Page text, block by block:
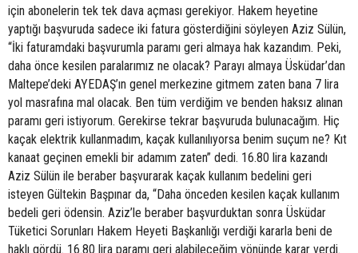
için abonelerin tek tek dava açması gerekiyor. Hakem heyetine
yaptığı başvuruda sadece iki fatura gösterdiğini söyleyen Aziz Sülün,
“İki faturamdaki başvurumla paramı geri almaya hak kazandım. Peki,
daha önce kesilen paralarımız ne olacak? Parayı almaya Üsküdar’dan
Maltepe’deki AYEDAŞ’ın genel merkezine gitmem zaten bana 7 lira
yol masrafına mal olacak. Ben tüm verdiğim ve benden haksız alınan
paramı geri istiyorum. Gerekirse tekrar başvuruda bulunacağım. Hiç
kaçak elektrik kullanmadım, kaçak kullanılıyorsa benim suçum ne? Kıt
kanaat geçinen emekli bir adamım zaten” dedi. 16.80 lira kazandı
Aziz Sülün ile beraber başvurarak kaçak kullanım bedelini geri
isteyen Gültekin Başpınar da, “Daha önceden kesilen kaçak kullanım
bedeli geri ödensin. Aziz’le beraber başvurduktan sonra Üsküdar
Tüketici Sorunları Hakem Heyeti Başkanlığı verdiği kararla beni de
haklı gördü. 16.80 lira paramı geri alabileceğim yönünde karar verdi.